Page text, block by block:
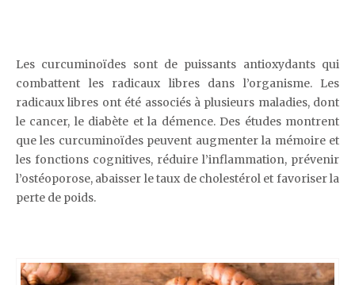
Les curcuminoïdes sont de puissants antioxydants qui
combattent les radicaux libres dans l’organisme. Les
radicaux libres ont été associés à plusieurs maladies, dont
le cancer, le diabète et la démence. Des études montrent
que les curcuminoïdes peuvent augmenter la mémoire et
les fonctions cognitives, réduire l’inflammation, prévenir
l’ostéoporose, abaisser le taux de cholestérol et favoriser la
perte de poids.